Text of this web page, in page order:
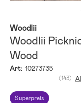
Woodlii
Woodlii
Wood
Art: 10273735
Superpreis
(143)